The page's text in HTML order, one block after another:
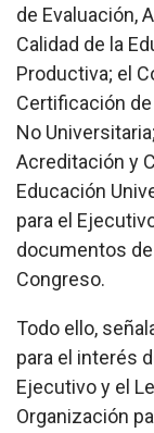
de Evaluación,
Calidad de la
Productiva; el
Certificación
No
Acreditación y
Educación
para el
documentos
Congreso.
Todo ello,
para el interés
Ejecutivo y el
Organización